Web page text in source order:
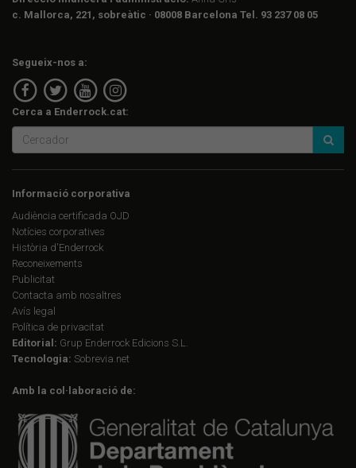
c. Mallorca, 221, sobreàtic · 08008 Barcelona Tel. 93 237 08 05
Segueix-nos a:
Cerca a Enderrock.cat:
Informació corporativa
Audiència certificada OJD
Notícies corporatives
Història d'Enderrock
Reconeixements
Publicitat
Contacta amb nosaltres
Avís legal
Política de privacitat
Editorial: Grup Enderrock Edicions S.L.
Tecnologia: Sobrevia.net
Amb la col·laboració de: